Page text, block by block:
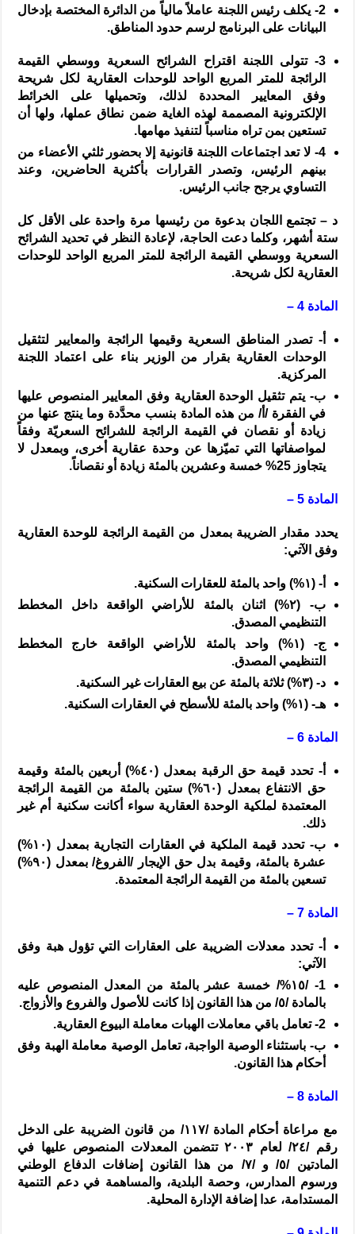
2- يكلف رئيس اللجنة عاملاً مالياً من الدائرة المختصة بإدخال
البيانات على البرنامج لرسم حدود المناطق.
3-
تتولى اللجنة اقتراح الشرائح السعرية ووسطي القيمة
الرائجة للمتر المربع الواحد للوحدات العقارية لكل شريحة
وفق المعايير المحددة لذلك، وتحميلها على الخرائط
الإلكترونية المصممة لهذه الغاية ضمن نطاق عملها، ولها أن
تستعين بمن تراه مناسباً لتنفيذ مهامها.
4- لا تعد اجتماعات اللجنة قانونية إلا بحضور ثلثي الأعضاء من
بينهم الرئيس، وتصدر القرارات بأكثرية الحاضرين، وعند
التساوي يرجح جانب الرئيس.
د –تجتمع اللجان بدعوة من رئيسها مرة واحدة على الأقل كل
ستة أشهر، وكلما دعت الحاجة، لإعادة النظر في تحديد الشرائح
السعرية ووسطي القيمة الرائجة للمتر المربع الواحد للوحدات
العقارية لكل شريحة.
المادة 4 –
‌أ-تصدر المناطق السعرية وقيمها الرائجة والمعايير لتثقيل
الوحدات العقارية بقرار من الوزير بناء على اعتماد اللجنة
المركزية.
‌ب-يتم تثقيل الوحدة العقارية وفق المعايير المنصوص عليها
في الفقرة /أ/ من هذه المادة بنسب محدَّدة وما ينتج عنها من
زيادة أو نقصان في القيمة الرائجة للشرائح السعريّة وفقاً
لمواصفاتها التي تميّزها عن وحدة عقارية أخرى، وبمعدل لا
يتجاوز25% خمسة وعشرين بالمئة زيادة أو نقصاناً.
المادة 5 –
يحدد مقدار الضريبة بمعدل من القيمة الرائجة للوحدة العقارية
وفق الآتي:
‌أ-(١%
) واحد بالمئة للعقارات السكنية.
‌ب- (٢%
) اثنان بالمئة للأراضي الواقعة داخل المخطط
التنظيمي المصدق.
‌ج-(١%
) واحد بالمئة للأراضي الواقعة خارج المخطط
التنظيمي المصدق.
‌د-(٣%
) ثلاثة بالمئة عن بيع العقارات غير السكنية.
‌هـ-(١% ) واحد بالمئة للأسطح في العقارات السكنية.
المادة 6 –
‌أ-تحدد قيمة حق الرقبة بمعدل (٤٠%
) أربعين بالمئة وقيمة
حق الانتفاع بمعدل (٦٠%
) ستين بالمئة من القيمة الرائجة
المعتمدة لملكية الوحدة العقارية سواء أكانت سكنية أم غير
ذلك.
‌ب-تحدد قيمة الملكية في العقارات التجارية بمعدل (١٠%
)
عشرة بالمئة، وقيمة بدل حق الإيجار/الفروغ/بمعدل (٩٠%
)
تسعين بالمئة من القيمة الرائجة المعتمدة.
المادة 7 –
‌أ-تحدد معدلات الضريبة على العقارات التي تؤول هبة وفق
الآتي:
1-
/١٥%/
خمسة عشر بالمئة من المعدل المنصوص عليه
بالمادة /٥/ من هذا القانون إذا كانت للأصول والفروع والأزواج.
2- تعامل باقي معاملات الهبات معاملة البيوع العقارية.
‌ب- باستثناء الوصية الواجبة، تعامل الوصية معاملة الهبة وفق
أحكام هذا القانون.
المادة 8 –
مع مراعاة أحكام المادة /١١٧/ من قانون الضريبة على الدخل
رقم /٢٤/ لعام ٢٠٠٣تتضمن المعدلات المنصوص عليها في
المادتين /٥/ و /٧/ من هذا القانون إضافات الدفاع الوطني
ورسوم المدارس، وحصة البلدية، والمساهمة في دعم التنمية
المستدامة، عدا إضافة الإدارة المحلية.